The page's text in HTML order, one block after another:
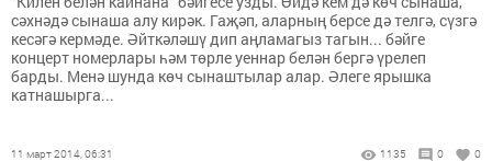
сәхнәдә сынаша алу кирәк. Гаҗәп, аларның берсе дә телгә, сүзгә
кесәгә кермәде. Әйткәләшү дип аңламагыз тагын... бәйге
концерт номерлары һәм төрле уеннар белән бергә үрелеп
барды. Менә шунда көч сынаштылар алар. Әлеге ярышка
катнашырга...
11 март 2014, 06:31 1135 0 0